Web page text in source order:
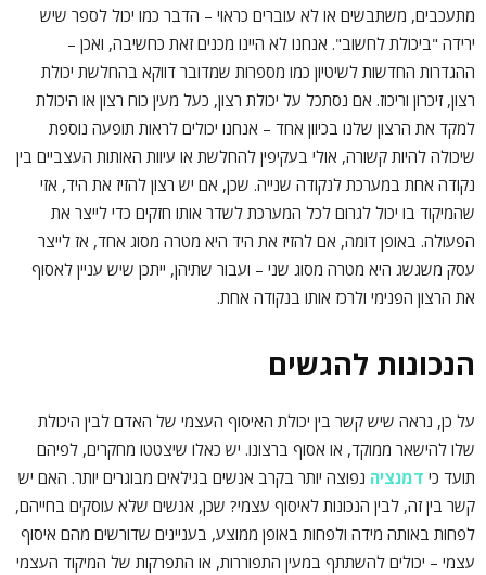
מתעכבים, משתבשים או לא עוברים כראוי – הדבר כמו יכול לספר שיש
ירידה "ביכולת לחשוב". אנחנו לא היינו מכנים זאת כחשיבה, ואכן –
ההגדרות החדשות לשיטיון כמו מספרות שמדובר דווקא בהחלשת יכולת
רצון, זיכרון וריכוז. אם נסתכל על יכולת רצון, כעל מעין כוח רצון או היכולת
למקד את הרצון שלנו בכיוון אחד – אנחנו יכולים לראות תופעה נוספת
שיכולה להיות קשורה, אולי בעקיפין להחלשת או עיוות האותות העצביים בין
נקודה אחת במערכת לנקודה שנייה. שכן, אם יש רצון להזיז את היד, אזי
שהמיקוד בו יכול לגרום לכל המערכת לשדר אותו חזקים כדי לייצר את
הפעולה. באופן דומה, אם להזיז את היד היא מטרה מסוג אחד, אז לייצר
עסק משגשג היא מטרה מסוג שני – ועבור שתיהן, ייתכן שיש עניין לאסוף
את הרצון הפנימי ולרכז אותו בנקודה אחת.
הנכונות להגשים
על כן, נראה שיש קשר בין יכולת האיסוף העצמי של האדם לבין היכולת
שלו להישאר ממוקד, או אסוף ברצונו. יש כאלו שיצטטו מחקרים, לפיהם
תועד כי דמנציה נפוצה יותר בקרב אנשים בגילאים מבוגרים יותר. האם יש
קשר בין זה, לבין הנכונות לאיסוף עצמי? שכן, אנשים שלא עוסקים בחייהם,
לפחות באותה מידה ולפחות באופן ממוצע, בעניינים שדורשים מהם איסוף
עצמי – יכולים להשתתף במעין התפוררות, או התפרקות של המיקוד העצמי